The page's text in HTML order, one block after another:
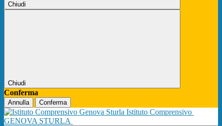
Chiudi
Chiudi
Conferma
Annulla Conferma
Istituto Comprensivo
GENOVA STURLA